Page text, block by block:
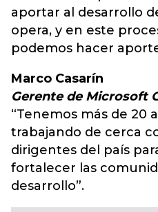
aportar al desarrollo
opera, y en este
podemos hacer
Marco Casarín
Gerente de Microsoft
“Tenemos más de 20
trabajando de cerca
dirigentes del país
fortalecer las
desarrollo”.